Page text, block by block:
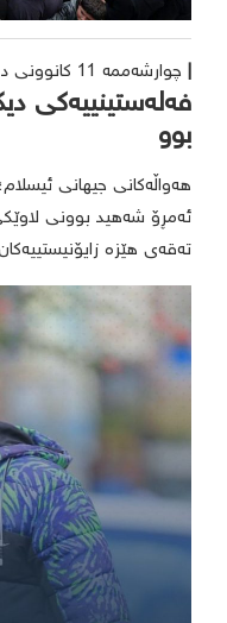
چوارشەممە 11 کانوونی دووەم 2023 - 17:37
فەلەستینییەکی
بوو
هەواڵەکانی جیهانی
ئەمڕۆ شەهید بوونی
تەقەی هێزە زایۆنیستییەکان